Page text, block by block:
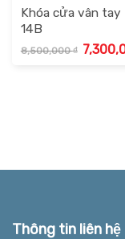
Khóa cửa vân tay
14B
8,500,000₫ Giá
gốc
Thông tin liên hệ